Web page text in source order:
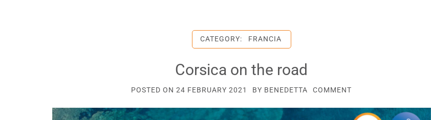
CATEGORY: FRANCIA
Corsica on the road
POSTED ON24 FEBRUARY 2021 BY BENEDETTA COMMENT